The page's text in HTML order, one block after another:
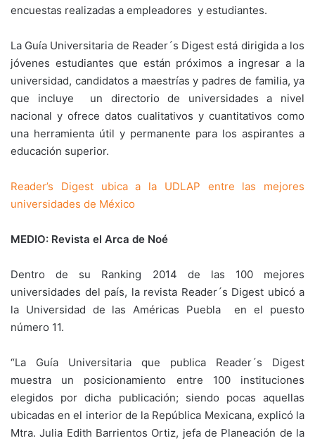
encuestas realizadas a empleadores y estudiantes.
La Guía Universitaria de Reader´s Digest está dirigida a los
jóvenes estudiantes que están próximos a ingresar a la
universidad, candidatos a maestrías y padres de familia, ya
que incluye un directorio de universidades a nivel
nacional y ofrece datos cualitativos y cuantitativos como
una herramienta útil y permanente para los aspirantes a
educación superior.
Reader’s Digest ubica a la UDLAP entre las mejores
universidades de México
MEDIO: Revista el Arca de Noé
Dentro de su Ranking 2014 de las 100 mejores
universidades del país, la revista Reader´s Digest ubicó a
la Universidad de las Américas Puebla en el puesto
número 11.
“La Guía Universitaria que publica Reader´s Digest
muestra un posicionamiento entre 100 instituciones
elegidos por dicha publicación; siendo pocas aquellas
ubicadas en el interior de la República Mexicana, explicó la
Mtra. Julia Edith Barrientos Ortiz, jefa de Planeación de la